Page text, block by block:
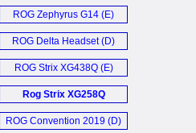
ROG Zephyrus G14 (E)
ROG Delta Headset (D)
ROG Strix XG438Q (E)
Rog Strix XG258Q
Monitor (D)
ROG Convention 2019 (D)